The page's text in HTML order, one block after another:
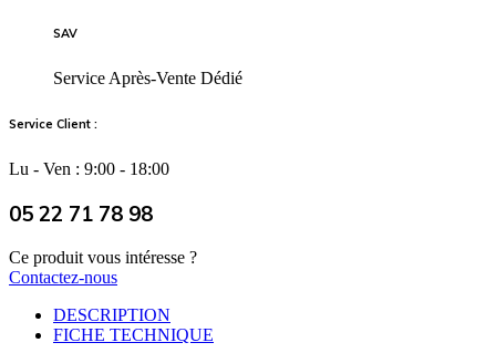
SAV
Service Après-Vente Dédié
Service Client :
Lu - Ven : 9:00 - 18:00
05 22 71 78 98
Ce produit vous intéresse ?
Contactez-nous
DESCRIPTION
FICHE TECHNIQUE